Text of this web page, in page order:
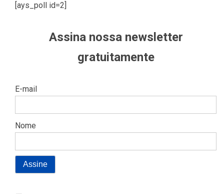
[ays_poll id=2]
Assina nossa newsletter
gratuitamente
E-mail
Nome